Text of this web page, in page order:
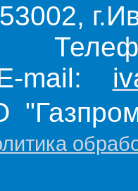
mail: